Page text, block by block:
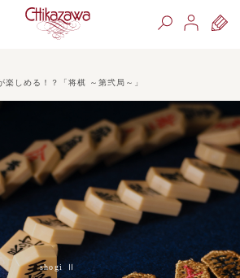
楽しめる！？「将棋 ～第弐局～」
shogi Ⅱ